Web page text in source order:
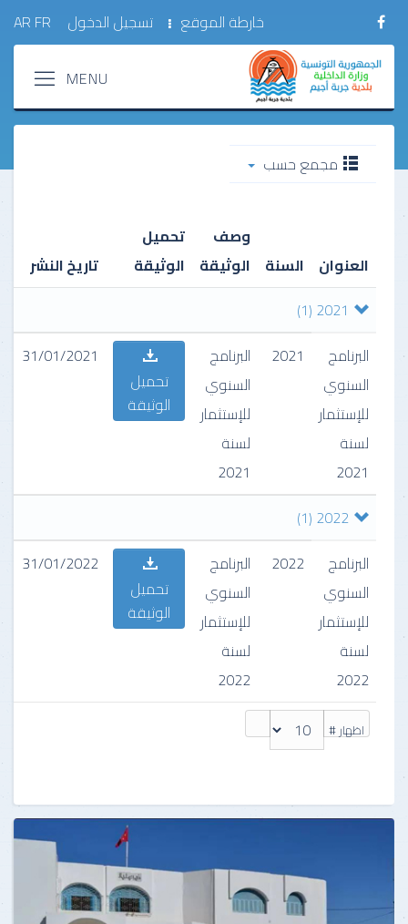
FR
AR خارطة الموقع تسجيل الدخول
مجمع حسب
العنوان السنة
وصف
الوثيقة
تحميل
الوثيقة
تاريخ النشر
اظهار #
2021
(1)
البرنامج
السنوي
للإستثمار
لسنة
2021
2021
البرنامج
السنوي
للإستثمار
لسنة
2021
تحميل
الوثيقة
31/01/2021
2022
(1)
البرنامج
السنوي
للإستثمار
لسنة
2022
2022
البرنامج
السنوي
للإستثمار
لسنة
2022
تحميل
الوثيقة
31/01/2022